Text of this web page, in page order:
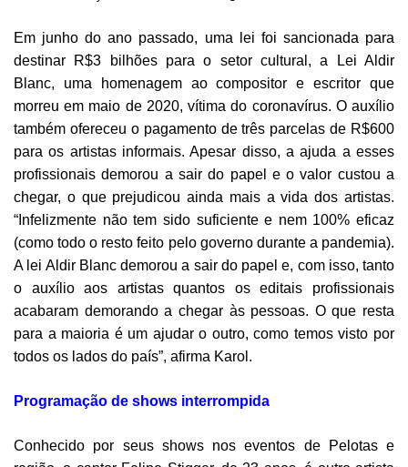
Em junho do ano passado, uma lei foi sancionada para
destinar R$3 bilhões para o setor cultural, a Lei Aldir
Blanc, uma homenagem ao compositor e escritor que
morreu em maio de 2020, vítima do coronavírus. O auxílio
também ofereceu o pagamento de três parcelas de R$600
para os artistas informais. Apesar disso, a ajuda a esses
profissionais demorou a sair do papel e o valor custou a
chegar, o que prejudicou ainda mais a vida dos artistas.
“Infelizmente não tem sido suficiente e nem 100% eficaz
(como todo o resto feito pelo governo durante a pandemia).
A lei Aldir Blanc demorou a sair do papel e, com isso, tanto
o auxílio aos artistas quantos os editais profissionais
acabaram demorando a chegar às pessoas. O que resta
para a maioria é um ajudar o outro, como temos visto por
todos os lados do país”, afirma Karol.
Programação de shows interrompida
Conhecido por seus shows nos eventos de Pelotas e